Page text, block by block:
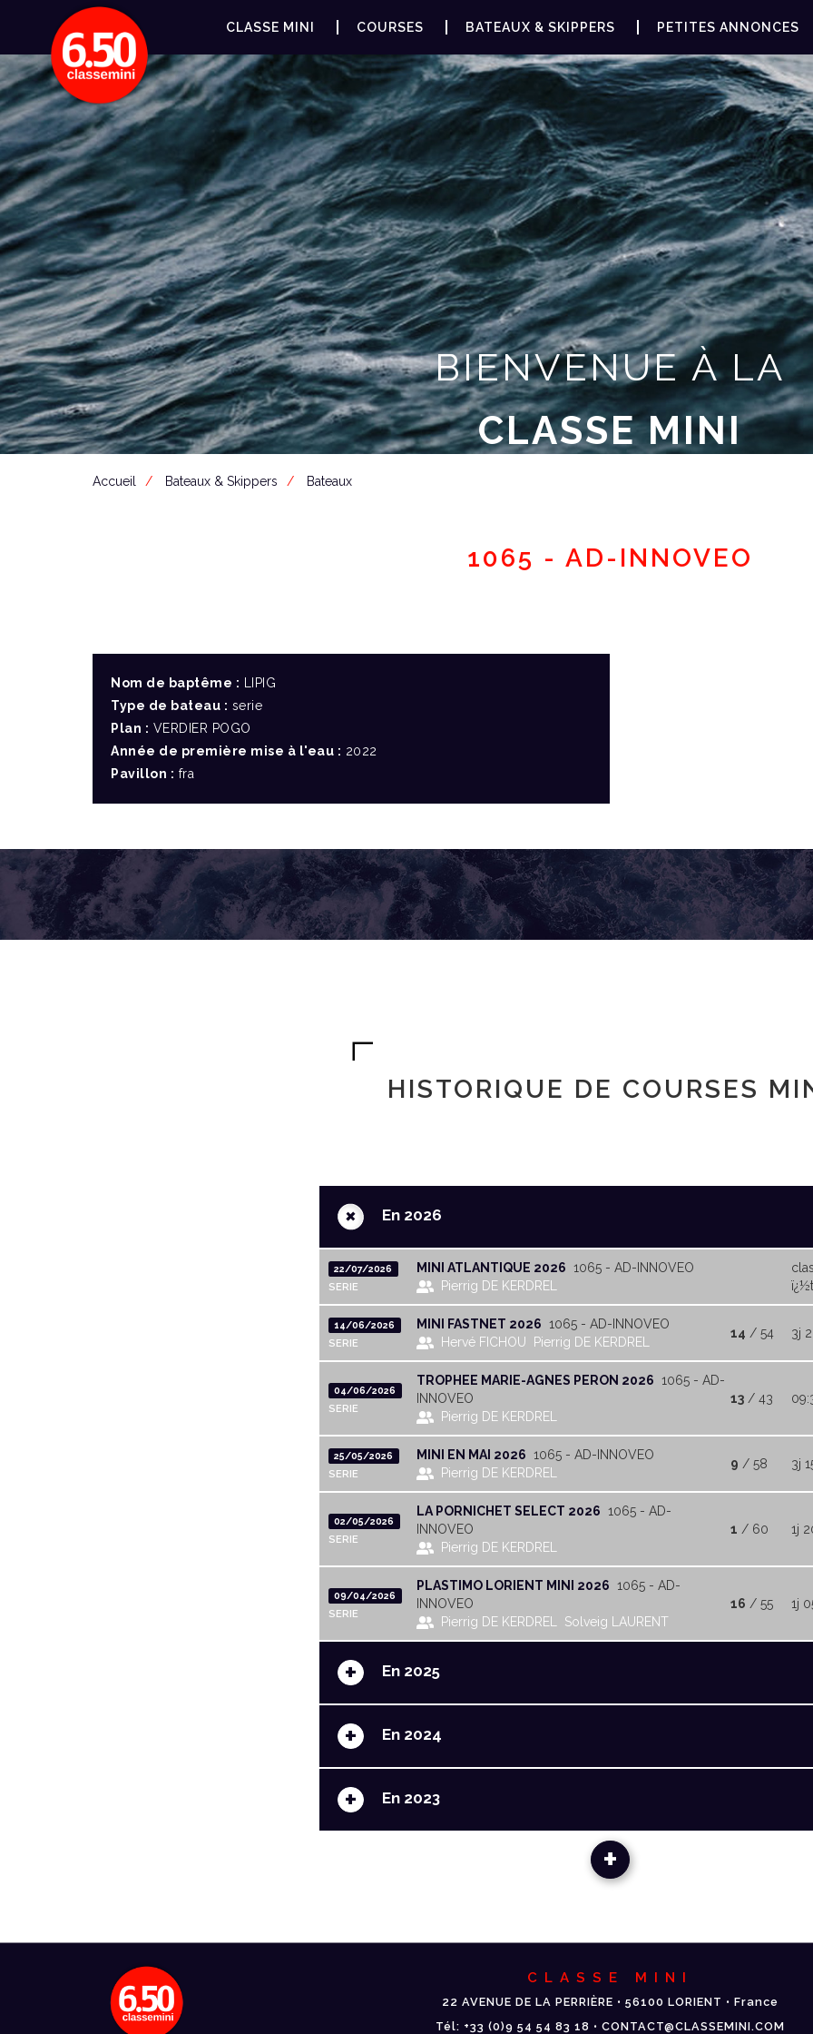
CLASSE MINI COURSES BATEAUX & SKIPPERS PETITES ANNONCES
BIENVENUE À LA
CLASSE MINI
Accueil Bateaux & Skippers Bateaux
1065 - AD-INNOVEO
Nom de baptême : LIPIG
Type de bateau : serie
Plan : VERDIER POGO
Année de première mise à l'eau : 2022
Pavillon : fra
HISTORIQUE DE COURSES
+ En 2026
22/07/2026
SERIE
MINI ATLANTIQUE 2026 1065 - AD-INNOVEO
Pierrig DE KERDREL
14/06/2026
SERIE
MINI FASTNET 2026 1065 - AD-INNOVEO
Hervé FICHOU
Pierrig DE KERDREL
14 / 54 3j
04/06/2026
SERIE
TROPHEE MARIE-AGNES PERON 2026 1065 - AD-
INNOVEO
Pierrig DE KERDREL
13 / 43
25/05/2026
SERIE
MINI EN MAI 2026 1065 - AD-INNOVEO
Pierrig DE KERDREL
9 / 58 3j
02/05/2026
SERIE
LA PORNICHET SELECT 2026 1065 - AD-
INNOVEO
Pierrig DE KERDREL
1 / 60 1j
09/04/2026
SERIE
PLASTIMO LORIENT MINI 2026 1065 - AD-
INNOVEO
Pierrig DE KERDREL
Solveig LAURENT
16 / 55 1j
+ En 2025
+ En 2024
+ En 2023
+
CLASSE MINI
22 AVENUE DE LA PERRIÈRE • 56100 LORIENT • France
Tél: +33 (0)9 54 54 83 18 • CONTACT@CLASSEMINI.COM